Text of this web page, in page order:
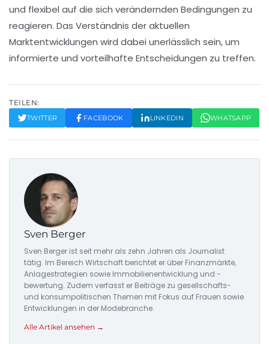
und flexibel auf die sich verändernden Bedingungen zu
reagieren. Das Verständnis der aktuellen
Marktentwicklungen wird dabei unerlässlich sein, um
informierte und vorteilhafte Entscheidungen zu treffen.
TEILEN:
TWITTER FACEBOOK LINKEDIN WHATSAPP
Sven Berger
Sven Berger ist seit mehr als zehn Jahren als Journalist
tätig. Im Bereich Wirtschaft berichtet er über Finanzmärkte,
Anlagestrategien sowie Immobilienentwicklung und -
bewertung. Zudem verfasst er Beiträge zu gesellschafts-
und konsumpolitischen Themen mit Fokus auf Frauen sowie
Entwicklungen in der Modebranche.
Alle Artikel ansehen →